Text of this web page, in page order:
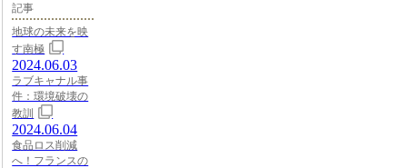
記事
地球の未来を映
す南極
2024.06.03
ラブキャナル事
件：環境破壊の
教訓
2024.06.04
食品ロス削減
へ！フランスの